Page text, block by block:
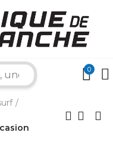
0
×
nautique.
aujourd'hui ?